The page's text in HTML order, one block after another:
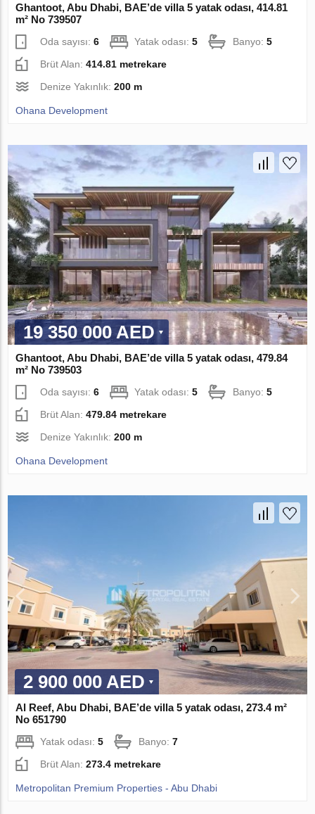
Ghantoot, Abu Dhabi, BAE’de villa 5 yatak odası, 414.81
m² No 739507
Oda sayısı:6 Yatak odası:5 Banyo:5
Brüt Alan:414.81 metrekare
Denize Yakınlık:200 m
Ohana Development
19 350 000 AED
Ghantoot, Abu Dhabi, BAE’de villa 5 yatak odası, 479.84
m² No 739503
Oda sayısı:6 Yatak odası:5 Banyo:5
Brüt Alan:479.84 metrekare
Denize Yakınlık:200 m
Ohana Development
2 900 000 AED
Al Reef, Abu Dhabi, BAE’de villa 5 yatak odası, 273.4 m²
No 651790
Yatak odası:5 Banyo:7
Brüt Alan:273.4 metrekare
Metropolitan Premium Properties - Abu Dhabi